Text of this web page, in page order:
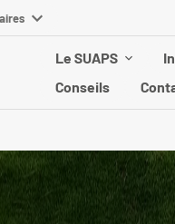
Le SUAPS
Conseils